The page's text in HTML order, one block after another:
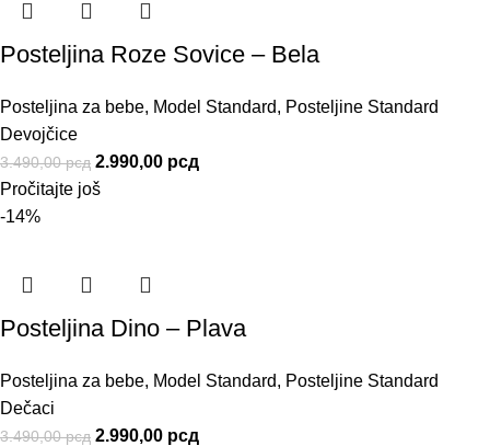
Posteljina Roze Sovice – Bela
Posteljina za bebe, Model Standard, Posteljine Standard
Devojčice
3.490,00рсд 2.990,00 рсд
Pročitajte još
-14%
Posteljina Dino – Plava
Posteljina za bebe, Model Standard, Posteljine Standard
Dečaci
3.490,00рсд 2.990,00 рсд